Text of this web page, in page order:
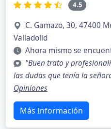
4.5
C. Gamazo, 30, 47400
Valladolid
Ahora mismo se
"Buen trato y
las dudas que tenía la
Opiniones
Más Información